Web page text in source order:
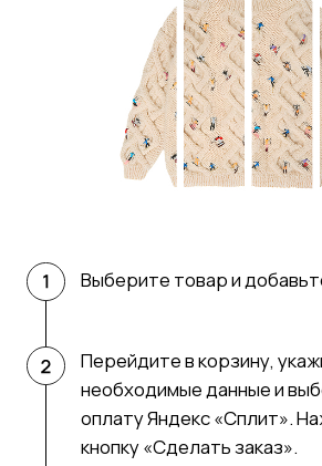
Вы попадете на страницу сервиса Яндекс
«Сплит», где необходимо будет ввести
данные карты. Выберите необходимый
срок и размер оплаты.
Получите ваш заказ и носите вещь
с удовольствием. Оставшиеся части
спишутся с вашей карты автоматически
ПЕРЕЙТИ К ПОКУПКАМ